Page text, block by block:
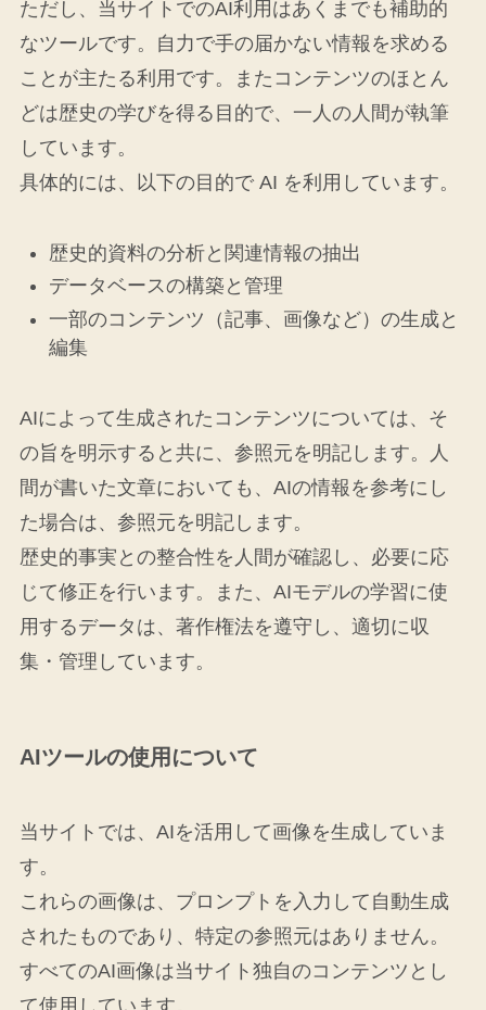
ただし、当サイトでのAI利用はあくまでも補助的
なツールです。自力で手の届かない情報を求める
ことが主たる利用です。またコンテンツのほとん
どは歴史の学びを得る目的で、一人の人間が執筆
しています。
具体的には、以下の目的で AI を利用しています。
歴史的資料の分析と関連情報の抽出
データベースの構築と管理
一部のコンテンツ（記事、画像など）の生成と
編集
AIによって生成されたコンテンツについては、そ
の旨を明示すると共に、参照元を明記します。人
間が書いた文章においても、AIの情報を参考にし
た場合は、参照元を明記します。
歴史的事実との整合性を人間が確認し、必要に応
じて修正を行います。また、AIモデルの学習に使
用するデータは、著作権法を遵守し、適切に収
集・管理しています。
AIツールの使用について
当サイトでは、AIを活用して画像を生成していま
す。
これらの画像は、プロンプトを入力して自動生成
されたものであり、特定の参照元はありません。
すべてのAI画像は当サイト独自のコンテンツとし